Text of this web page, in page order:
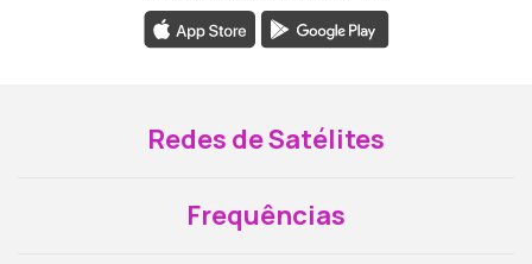
Redes de Satélites
Frequências